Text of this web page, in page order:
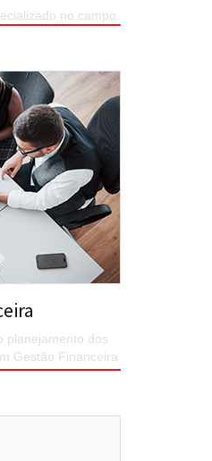
no campo
planejamento dos
Gestão Financeira